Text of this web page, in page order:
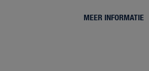
MEER INFORMATIE